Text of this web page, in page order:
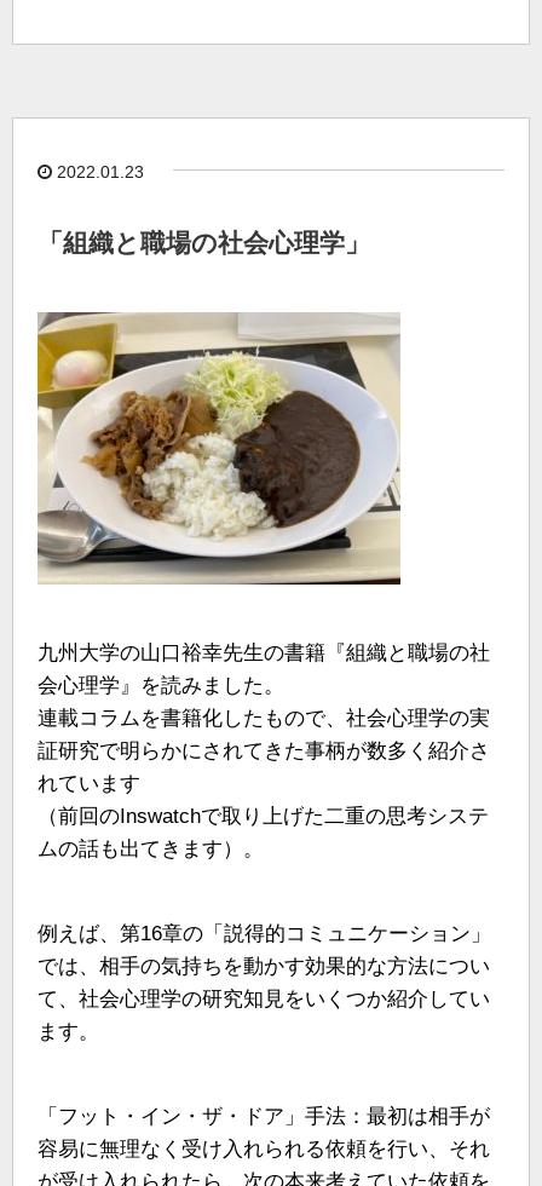
2022.01.23
「組織と職場の社会心理学」
九州大学の山口裕幸先生の書籍『組織と職場の社
会心理学』を読みました。
連載コラムを書籍化したもので、社会心理学の実
証研究で明らかにされてきた事柄が数多く紹介さ
れています
（前回のInswatchで取り上げた二重の思考システ
ムの話も出てきます）。
例えば、第16章の「説得的コミュニケーション」
では、相手の気持ちを動かす効果的な方法につい
て、社会心理学の研究知見をいくつか紹介してい
ます。
「フット・イン・ザ・ドア」手法：最初は相手が
容易に無理なく受け入れられる依頼を行い、それ